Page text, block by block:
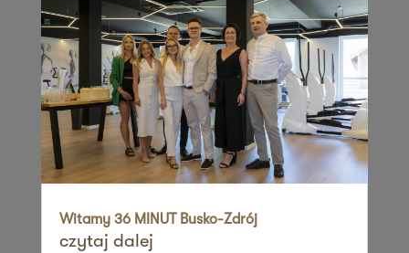
Zapisz mnie
36 MINUT Rumia
ul. Gdańska 34
84-230 Rumia
Zapisz mnie
36 MINUT Sadyba
02-981 Warszawa
Witamy 36 MINUT Busko-Zdrój
czytaj dalej